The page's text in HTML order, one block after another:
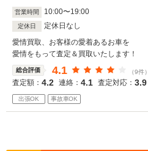
営業時間 10:00〜19:00
定休日
定休日なし
愛情買取、お客様の愛着あるお車を
愛情をもって査定＆買取いたします！
総合評価 4.1 （9件）
査定額： 4.2 連絡： 4.1 査定対応： 3.9
出張OK 事故車OK